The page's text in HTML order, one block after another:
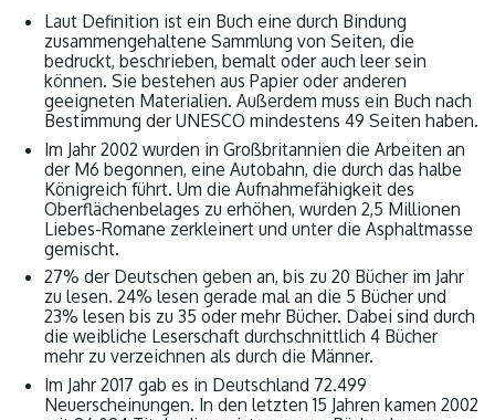
Laut Definition ist ein Buch eine durch Bindung
zusammengehaltene Sammlung von Seiten, die
bedruckt, beschrieben, bemalt oder auch leer sein
können. Sie bestehen aus Papier oder anderen
geeigneten Materialien. Außerdem muss ein Buch nach
Bestimmung der UNESCO mindestens 49 Seiten haben.
Im Jahr 2002 wurden in Großbritannien die Arbeiten an
der M6 begonnen, eine Autobahn, die durch das halbe
Königreich führt. Um die Aufnahmefähigkeit des
Oberflächenbelages zu erhöhen, wurden 2,5 Millionen
Liebes-Romane zerkleinert und unter die Asphaltmasse
gemischt.
27% der Deutschen geben an, bis zu 20 Bücher im Jahr
zu lesen. 24% lesen gerade mal an die 5 Bücher und
23% lesen bis zu 35 oder mehr Bücher. Dabei sind durch
die weibliche Leserschaft durchschnittlich 4 Bücher
mehr zu verzeichnen als durch die Männer.
Im Jahr 2017 gab es in Deutschland 72.499
Neuerscheinungen. In den letzten 15 Jahren kamen 2002